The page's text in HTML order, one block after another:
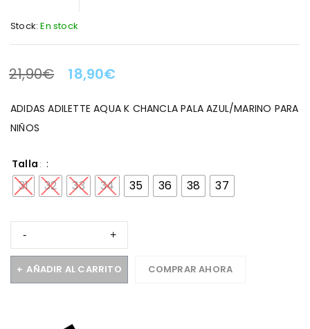
Stock: En stock
LA OFERTA TERMINA EN:
21,90€ 18,90€
ADIDAS ADILETTE AQUA K CHANCLA PALA AZUL/MARINO PARA
NIÑOS
Talla
31 32 33 34 35 36 38 37
AÑADIR AL CARRITO COMPRAR AHORA